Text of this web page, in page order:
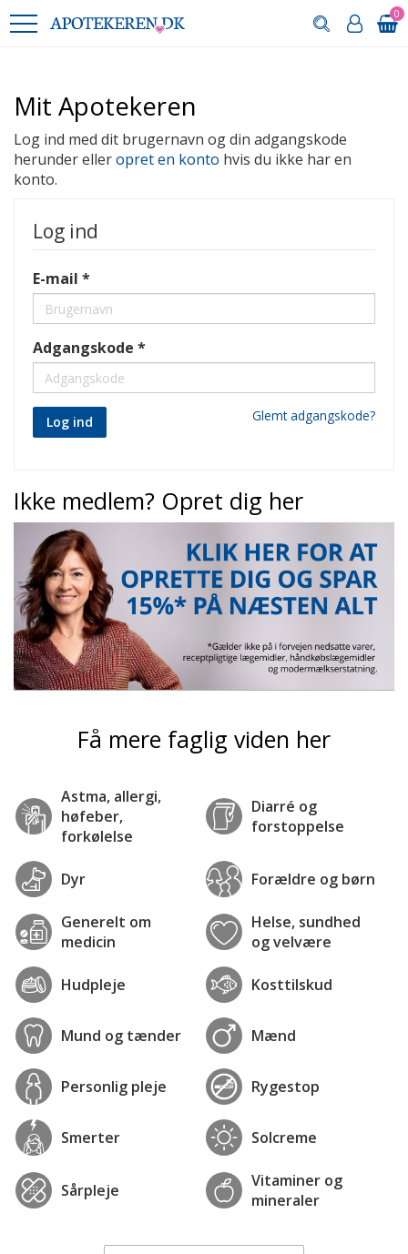
0
Mit Apotekeren
Log ind med dit brugernavn og din adgangskode
herunder elleropret en konto hvis du ikke har en
konto.
Log ind
E-mail
Adgangskode
Log ind Glemt adgangskode?
Ikke medlem? Opret dig her
Få mere faglig viden her
Astma, allergi,
høfeber,
forkølelse
Diarré og
forstoppelse
Dyr Forældre og børn
Generelt om
medicin
Helse, sundhed
og velvære
Hudpleje Kosttilskud
Mund og tænder Mænd
Personlig pleje Rygestop
Smerter Solcreme
Sårpleje
Vitaminer og
mineraler